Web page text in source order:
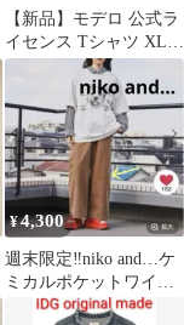
【新品】モデロ 公式ラ
イセンス Tシャツ XL
黒 ビール 企業物 映画
¥4,300
週末限定‼️niko and…ケ
ミカルポケットワイド
パンツ 着用1回